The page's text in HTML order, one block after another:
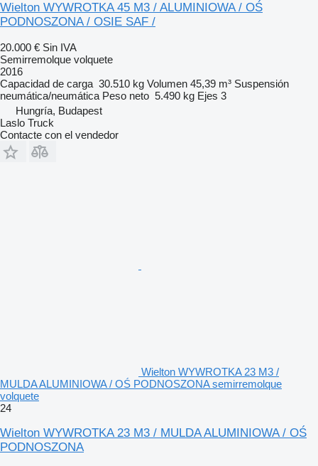
Wielton WYWROTKA 45 M3 / ALUMINIOWA / OŚ
PODNOSZONA / OSIE SAF /
20.000 € Sin IVA
Semirremolque volquete
2016
Capacidad de carga 30.510 kg Volumen 45,39 m³ Suspensión
neumática/neumática Peso neto 5.490 kg Ejes 3
Hungría, Budapest
Laslo Truck
Contacte con el vendedor
Wielton WYWROTKA 23 M3 /
MULDA ALUMINIOWA / OŚ PODNOSZONA semirremolque
volquete
24
Wielton WYWROTKA 23 M3 / MULDA ALUMINIOWA / OŚ
PODNOSZONA